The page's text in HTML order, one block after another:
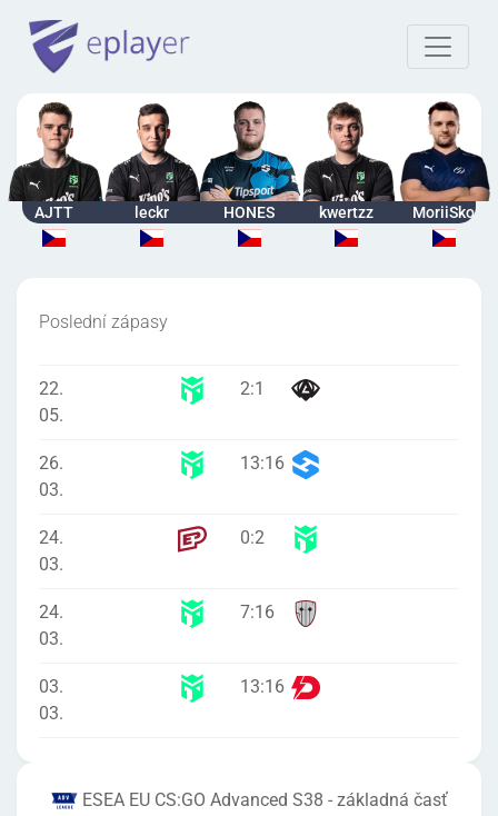
AJTT leckr HONES kwertzz MoriiSko
Poslední zápasy
22.
05.
2:1
26.
03.
13:16
24.
03.
0:2
24.
03.
7:16
03.
03.
13:16
ESEA EU CS:GO Advanced S38 - základná časť